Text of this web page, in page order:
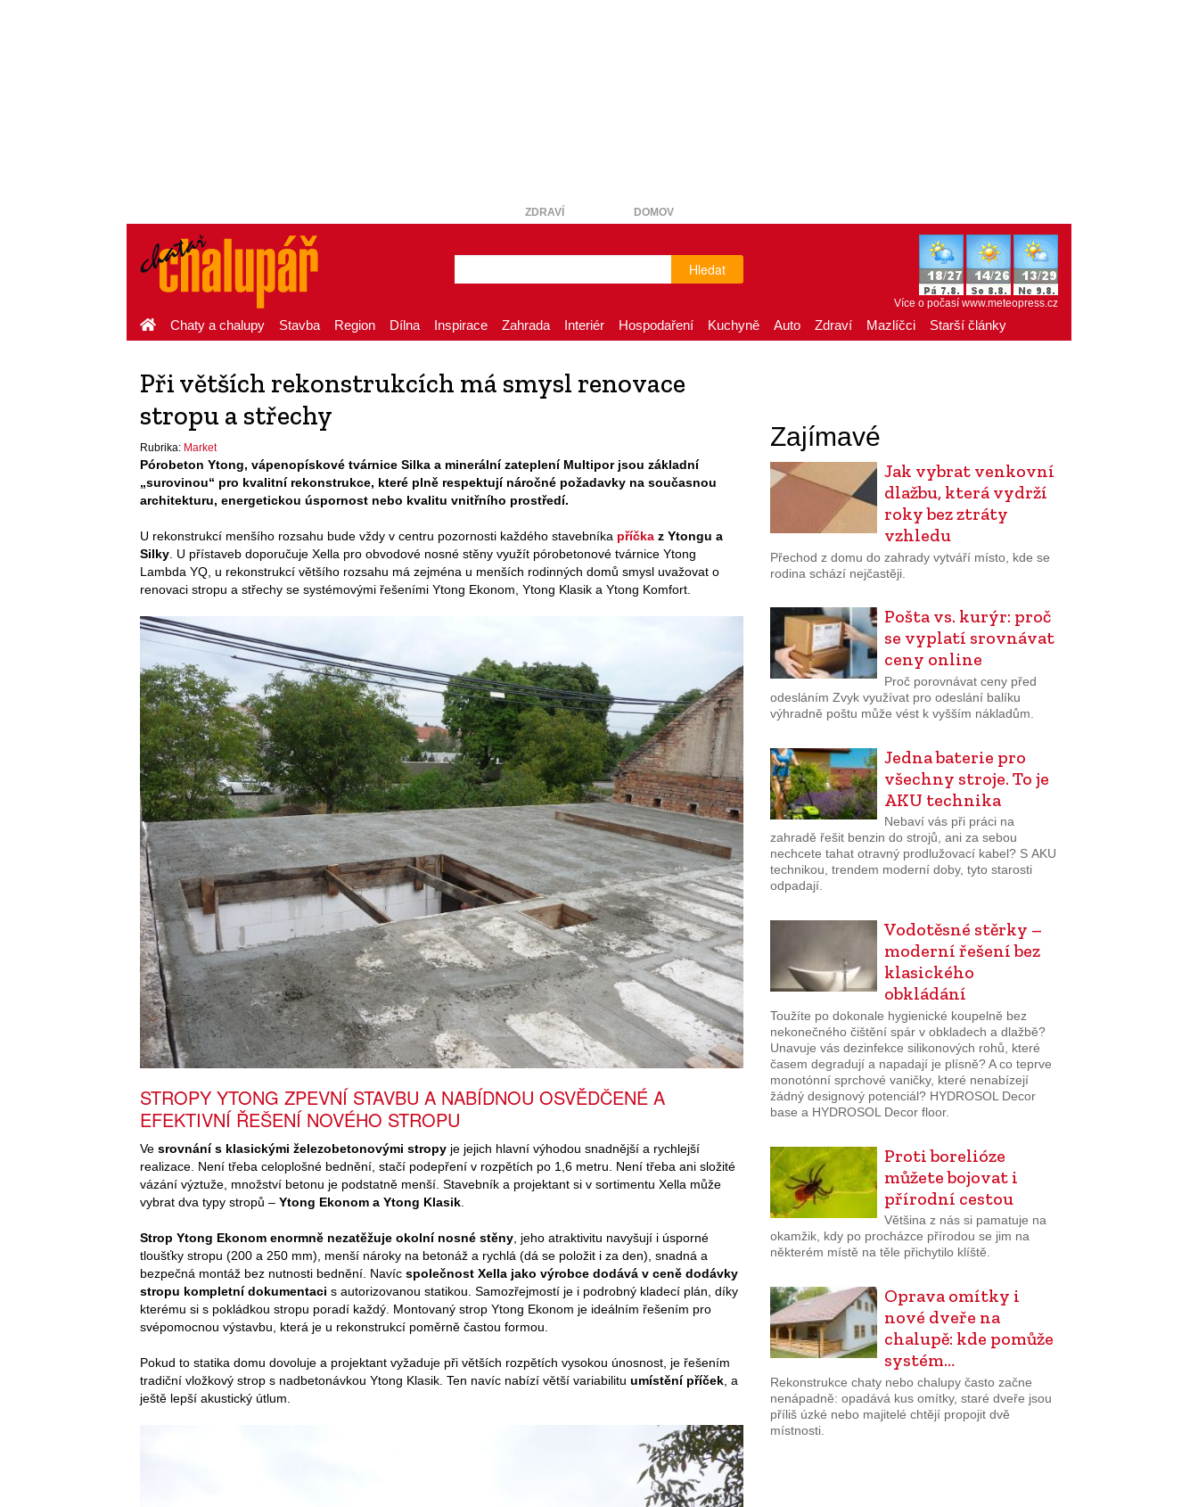
ZDRAVÍ DOMOV
Hledat
Více o počasí www.meteopress.cz
Chaty a chalupy Stavba Region Dílna Inspirace Zahrada Interiér Hospodaření Kuchyně Auto Zdraví Mazlíčci Starší články
Při větších rekonstrukcích má smysl renovace
stropu a střechy
Rubrika: Market
Pórobeton Ytong, vápenopískové tvárnice Silka a minerální zateplení Multipor jsou základní
„surovinou“ pro kvalitní rekonstrukce, které plně respektují náročné požadavky na současnou
architekturu, energetickou úspornost nebo kvalitu vnitřního prostředí.
U rekonstrukcí menšího rozsahu bude vždy v centru pozornosti každého stavebníka příčka z Ytongu a
Silky . U přístaveb doporučuje Xella pro obvodové nosné stěny využít pórobetonové tvárnice Ytong
Lambda YQ, u rekonstrukcí většího rozsahu má zejména u menších rodinných domů smysl uvažovat o
renovaci stropu a střechy se systémovými řešeními Ytong Ekonom, Ytong Klasik a Ytong Komfort.
STROPY YTONG ZPEVNÍ STAVBU A NABÍDNOU OSVĚDČENÉ A
EFEKTIVNÍ ŘEŠENÍ NOVÉHO STROPU
Ve srovnání s klasickými železobetonovými stropy je jejich hlavní výhodou snadnější a rychlejší
realizace. Není třeba celoplošné bednění, stačí podepření v rozpětích po 1,6 metru. Není třeba ani složité
vázání výztuže, množství betonu je podstatně menší. Stavebník a projektant si v sortimentu Xella může
vybrat dva typy stropů – Ytong Ekonom a Ytong Klasik
Strop Ytong Ekonom enormně nezatěžuje okolní nosné stěny , jeho atraktivitu navyšují i úsporné
tloušťky stropu (200 a 250 mm), menší nároky na betonáž a rychlá (dá se položit i za den), snadná a
bezpečná montáž bez nutnosti bednění. Navíc společnost Xella jako výrobce dodává v ceně dodávky
stropu kompletní dokumentaci s autorizovanou statikou. Samozřejmostí je i podrobný kladecí plán, díky
kterému si s pokládkou stropu poradí každý. Montovaný strop Ytong Ekonom je ideálním řešením pro
svépomocnou výstavbu, která je u rekonstrukcí poměrně častou formou.
Pokud to statika domu dovoluje a projektant vyžaduje při větších rozpětích vysokou únosnost, je řešením
tradiční vložkový strop s nadbetonávkou Ytong Klasik. Ten navíc nabízí větší variabilitu umístění příček , a
ještě lepší akustický útlum.
Zajímavé
Jak vybrat venkovní
dlažbu, která vydrží
roky bez ztráty
vzhledu
Přechod z domu do zahrady vytváří místo, kde se
rodina schází nejčastěji.
Pošta vs. kurýr: proč
se vyplatí srovnávat
ceny online
Proč porovnávat ceny před
odesláním Zvyk využívat pro odeslání balíku
výhradně poštu může vést k vyšším nákladům.
Jedna baterie pro
všechny stroje. To je
AKU technika
Nebaví vás při práci na
zahradě řešit benzin do strojů, ani za sebou
nechcete tahat otravný prodlužovací kabel? S AKU
technikou, trendem moderní doby, tyto starosti
odpadají.
Vodotěsné stěrky –
moderní řešení bez
klasického
obkládání
Toužíte po dokonale hygienické koupelně bez
nekonečného čištění spár v obkladech a dlažbě?
Unavuje vás dezinfekce silikonových rohů, které
časem degradují a napadají je plísně? A co teprve
monotónní sprchové vaničky, které nenabízejí
žádný designový potenciál? HYDROSOL Decor
base a HYDROSOL Decor floor.
Proti borelióze
můžete bojovat i
přírodní cestou
Většina z nás si pamatuje na
okamžik, kdy po procházce přírodou se jim na
některém místě na těle přichytilo klíště.
Oprava omítky i
nové dveře na
chalupě: kde pomůže
systém…
Rekonstrukce chaty nebo chalupy často začne
nenápadně: opadává kus omítky, staré dveře jsou
příliš úzké nebo majitelé chtějí propojit dvě
místnosti.